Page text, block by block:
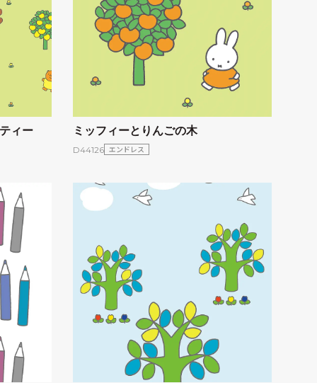
ィー ミッフィーとりんごの木
D44126 エンドレス